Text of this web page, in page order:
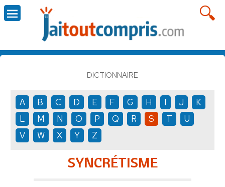
DICTIONNAIRE
A B C D E F G H I J
K
L
M N O P Q R S T
U
V
W X Y Z
SYNCRÉTISME